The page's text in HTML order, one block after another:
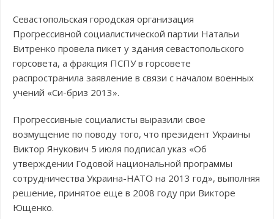
Севастопольская городская организация
Прогрессивной социалистической партии Натальи
Витренко провела пикет у здания севастопольского
горсовета, а фракция ПСПУ в горсовете
распространила заявление в связи с началом военных
учений «Си-бриз 2013».
Прогрессивные социалисты выразили свое
возмущение по поводу того, что президент Украины
Виктор Янукович 5 июля подписал указ «Об
утверждении Годовой национальной программы
сотрудничества Украина-НАТО на 2013 год», выполняя
решение, принятое еще в 2008 году при Викторе
Ющенко.